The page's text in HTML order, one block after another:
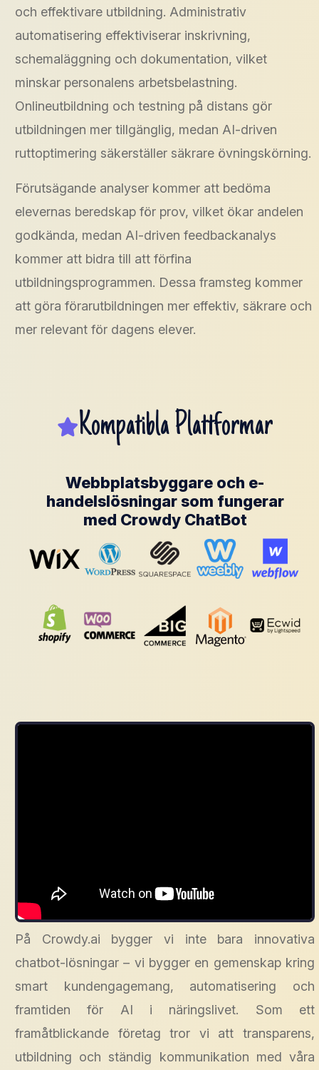
och effektivare utbildning. Administrativ
automatisering effektiviserar inskrivning,
schemaläggning och dokumentation, vilket
minskar personalens arbetsbelastning.
Onlineutbildning och testning på distans gör
utbildningen mer tillgänglig, medan AI-driven
ruttoptimering säkerställer säkrare övningskörning.
Förutsägande analyser kommer att bedöma
elevernas beredskap för prov, vilket ökar andelen
godkända, medan AI-driven feedbackanalys
kommer att bidra till att förfina
utbildningsprogrammen. Dessa framsteg kommer
att göra förarutbildningen mer effektiv, säkrare och
mer relevant för dagens elever.
Kompatibla Plattformar
Webbplatsbyggare och e-
handelslösningar som fungerar
med Crowdy ChatBot
På Crowdy.ai bygger vi inte bara innovativa
chatbot-lösningar – vi bygger en gemenskap kring
smart kundengagemang, automatisering och
framtiden för AI i näringslivet. Som ett
framåtblickande företag tror vi att transparens,
utbildning och ständig kommunikation med våra